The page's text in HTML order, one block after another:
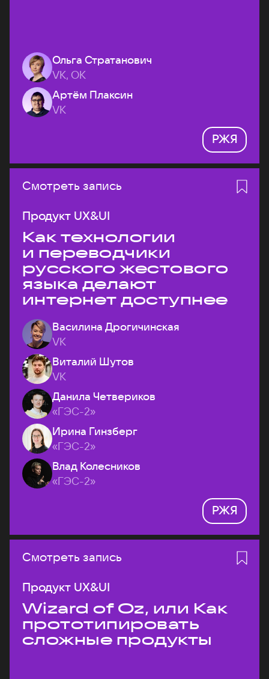
Ольга Стратанович
VK, ОК
Артём Плаксин
VK
РЖЯ
Смотреть запись
Продукт UX&UI
Как технологии
и переводчики
русского жестового
языка делают
интернет доступнее
Василина Дрогичинская
VK
Виталий Шутов
VK
Данила Четвериков
«ГЭС-2»
Ирина Гинзберг
«ГЭС-2»
Влад Колесников
«ГЭС-2»
РЖЯ
Смотреть запись
Продукт UX&UI
Wizard of Oz, или Как
прототипировать
сложные продукты